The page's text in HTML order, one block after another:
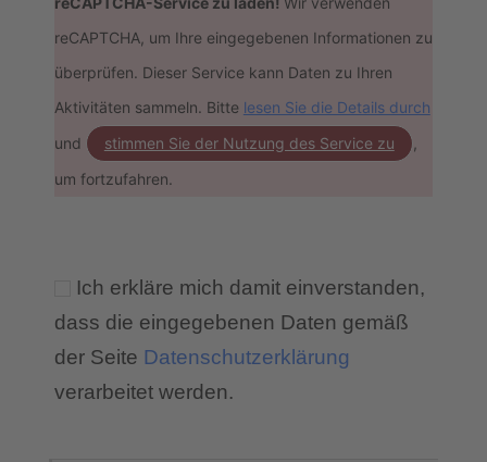
reCAPTCHA, um Ihre eingegebenen Informationen zu
überprüfen. Dieser Service kann Daten zu Ihren
Aktivitäten sammeln. Bitte lesen Sie die Details durch
und
stimmen Sie der Nutzung des Service zu
um fortzufahren.
Ich erkläre mich damit einverstanden,
dass die eingegebenen Daten gemäß
der Seite Datenschutzerklärung
verarbeitet werden.